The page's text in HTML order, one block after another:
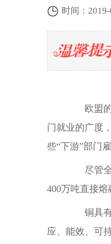
时间：
欧盟的
门就业的广度
些“下游”部门
尽管全
400万吨直接熔
铜具有
应、能效、可